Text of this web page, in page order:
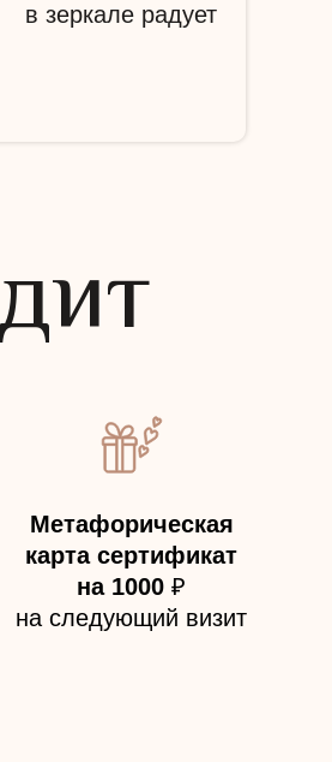
в зеркале радует
Метафорическая
карта сертификат
на 1000 ₽
на следующий визит